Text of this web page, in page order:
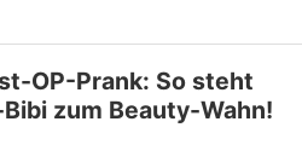
OP-Prank: So steht
zum Beauty-Wahn!